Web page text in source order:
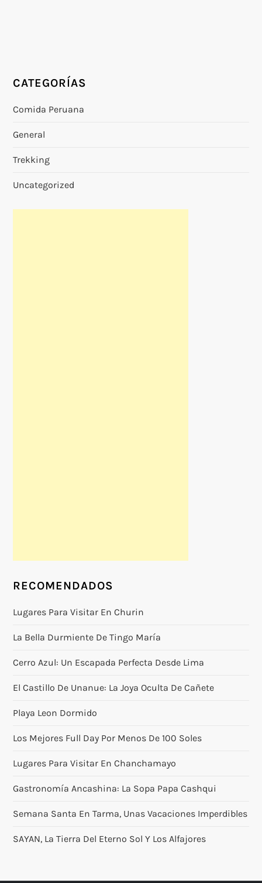
CATEGORÍAS
Comida Peruana
General
Trekking
Uncategorized
RECOMENDADOS
Lugares Para Visitar En Churin
La Bella Durmiente De Tingo María
Cerro Azul: Un Escapada Perfecta Desde Lima
El Castillo De Unanue: La Joya Oculta De Cañete
Playa Leon Dormido
Los Mejores Full Day Por Menos De 100 Soles
Lugares Para Visitar En Chanchamayo
Gastronomía Ancashina: La Sopa Papa Cashqui
Semana Santa En Tarma, Unas Vacaciones Imperdibles
SAYAN, La Tierra Del Eterno Sol Y Los Alfajores